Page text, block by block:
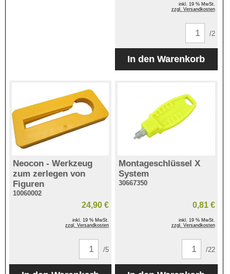
inkl. 19 % MwSt.
zzgl. Versandkosten
/2
Neocon - Werkzeug
zum zerlegen von
Figuren
10060002
24,90 €
inkl. 19 % MwSt.
zzgl. Versandkosten
/5
Montageschlüssel X
System
30667350
0,81 €
inkl. 19 % MwSt.
zzgl. Versandkosten
/22